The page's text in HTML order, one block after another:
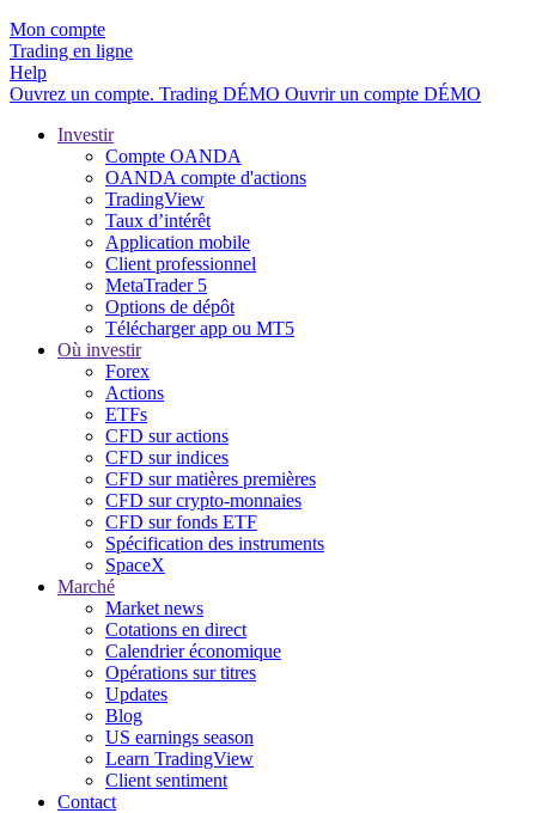
Mon compte
Trading en ligne
Help
Ouvrez un compte. Trading DÉMO Ouvrir un compte DÉMO
Investir
Compte OANDA
OANDA compte d'actions
TradingView
Taux d’intérêt
Application mobile
Client professionnel
MetaTrader 5
Options de dépôt
Télécharger app ou MT5
Où investir
Forex
Actions
ETFs
CFD sur actions
CFD sur indices
CFD sur matières premières
CFD sur crypto-monnaies
CFD sur fonds ETF
Spécification des instruments
SpaceX
Marché
Market news
Cotations en direct
Calendrier économique
Opérations sur titres
Updates
Blog
US earnings season
Learn TradingView
Client sentiment
Contact